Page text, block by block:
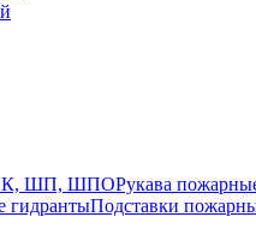
ШП, ШПОРукава
гидрантыПодставки